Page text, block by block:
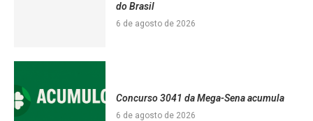
do Brasil
6 de agosto de 2026
Concurso 3041 da Mega-Sena acumula
6 de agosto de 2026